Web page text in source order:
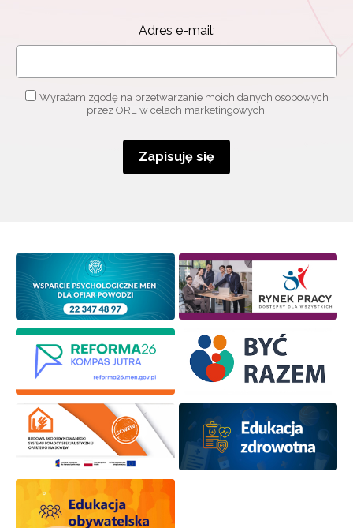
Adres e-mail:
Wyrażam zgodę na przetwarzanie moich danych osobowych
przez ORE w celach marketingowych.
Zapisuję się